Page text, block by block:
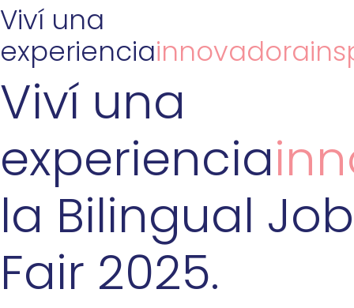
Viví una
experienciainnovadora
Viví una
experiencia
la Bilingual Job
Fair 2025.